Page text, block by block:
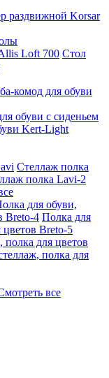
раздвижной Korsar
Loft 700 Стол
комод для обуви
обуви с сиденьем
Kert-Light
Стеллаж полка
полка Lavi-2
для обуви,
Breto-4 Полка для
Breto-5
для цветов
полка для
все